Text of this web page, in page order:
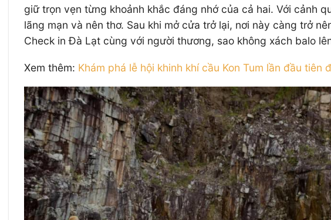
giữ trọn vẹn từng khoảnh khắc đáng nhớ của cả hai. Với cảnh
lãng mạn và nên thơ. Sau khi mở cửa trở lại, nơi này càng trở
Check in Đà Lạt cùng với người thương, sao không xách balo
Xem thêm: Khám phá lễ hội khinh khí cầu Kon Tum lần đầu tiên